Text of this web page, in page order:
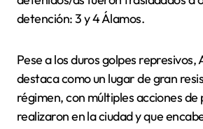
detención: 3 y 4 Álamos.
Pese a los duros golpes
destaca como un lugar de gran
régimen, con múltiples acciones
realizaron en la ciudad y que